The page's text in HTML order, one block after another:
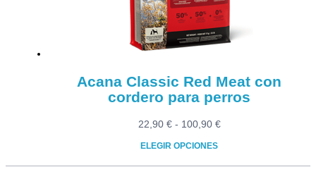
en
la
página
Acana Classic Red Meat con
cordero para perros
22,90 € - 100,90 €Rango
ELEGIR OPCIONES
Este